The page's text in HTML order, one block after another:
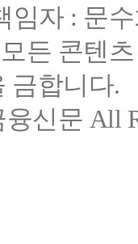
임자 : 문
든 콘텐
금합니다.
신문 All